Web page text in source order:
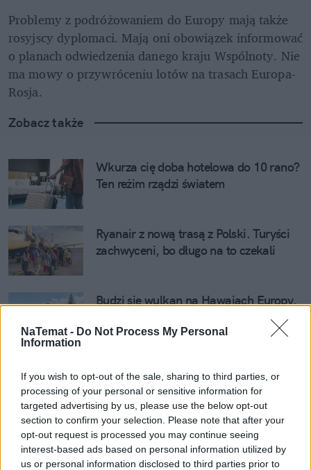
NaTemat - Do Not Process My Personal
Information
If you wish to opt-out of the sale, sharing to third parties, or
processing of your personal or sensitive information for
targeted advertising by us, please use the below opt-out
section to confirm your selection. Please note that after your
opt-out request is processed you may continue seeing
interest-based ads based on personal information utilized by
us or personal information disclosed to third parties prior to
Problemy z podróżowaniem do Europy mają także
rosyjscy dyplomaci. Mają oni obowiązek informować
o planach odwiedzenia danego kraju Wspólnoty. Nie
ma mowy o przywróceniu lotów na trasach Europa-
Rosja.
Zobacz także
Wkurza cię doba hotelowa do 10 rano?
Ten reżim rządzi światem
Ryanair z nową trasą z Polski. Turyści
zachwyceni, bo długo na to czekali
Budzi się wulkan na Hawajach Europy.
wjazdu do USA. To absurd, co będą
sprawdzać
AI właśnie wywróciło świat podróży. W
sumie mogę się już pakować